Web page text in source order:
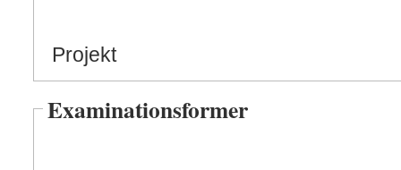
Projekt
Examinationsformer